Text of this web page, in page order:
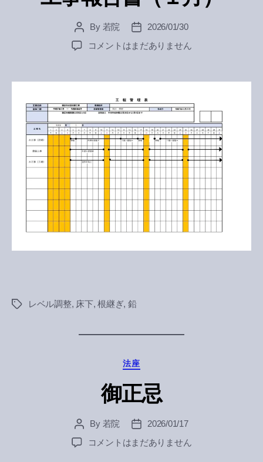
月
へ
の
Post
author
By 若院
Post
date
2026/01/30
工
告
（１
月）
へ
の
コメントはまだありません
Tags レベル調整, 床下,根継ぎ, 鉛
Categories
法座
御正忌
Post
author
By 若院
Post
date
2026/01/17
御
コメントはまだありません